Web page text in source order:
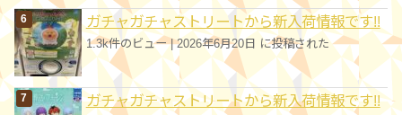
ガチャガチャストリートから新入荷情報です!!
1.3k件のビュー|2026年6月20日 に投稿された
ガチャガチャストリートから新入荷情報です!!